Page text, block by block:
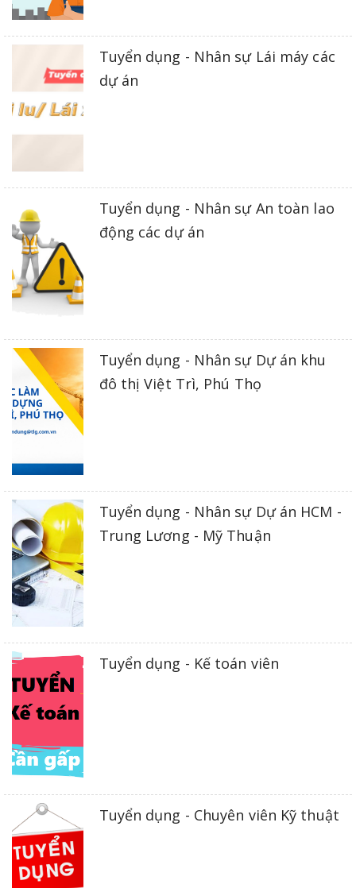
Tuyển dụng - Nhân sự Lái máy các
dự án
Tuyển dụng - Nhân sự An toàn lao
động các dự án
Tuyển dụng - Nhân sự Dự án khu
đô thị Việt Trì, Phú Thọ
Tuyển dụng - Nhân sự Dự án HCM -
Trung Lương - Mỹ Thuận
Tuyển dụng - Kế toán viên
Tuyển dụng - Chuyên viên Kỹ thuật